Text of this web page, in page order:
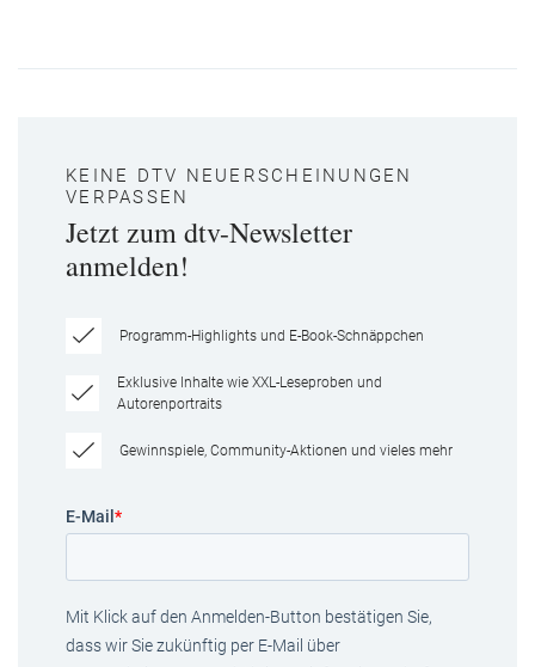
KEINE DTV NEUERSCHEINUNGEN
VERPASSEN
Jetzt zum dtv-Newsletter
anmelden!
Programm-Highlights und E-Book-Schnäppchen
Exklusive Inhalte wie XXL-Leseproben und
Autorenportraits
Gewinnspiele, Community-Aktionen und vieles mehr
E-Mail *
Mit Klick auf den Anmelden-Button bestätigen Sie,
dass wir Sie zukünftig per E-Mail über